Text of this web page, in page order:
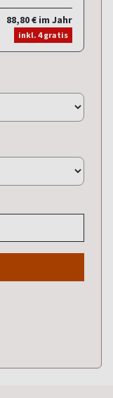
88,80 € im Jahr
inkl. 4 gratis